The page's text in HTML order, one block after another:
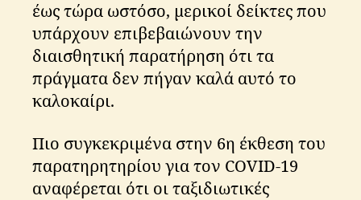
έως τώρα ωστόσο, μερικοί δείκτες που
υπάρχουν επιβεβαιώνουν την
διαισθητική παρατήρηση ότι τα
πράγματα δεν πήγαν καλά αυτό το
καλοκαίρι.
Πιο συγκεκριμένα στην 6η έκθεση του
παρατηρητηρίου για τον COVID-19
αναφέρεται ότι οι ταξιδιωτικές